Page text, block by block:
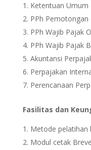
Ketentuan Umum
PPh
PPh Wajib Pajak
PPh Wajib Pajak
Akuntansi
Perpajakan
Perencanaan
Fasilitas dan
Metode pelatihan
Modul cetak